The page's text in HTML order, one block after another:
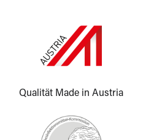
Qualität Made in Austria